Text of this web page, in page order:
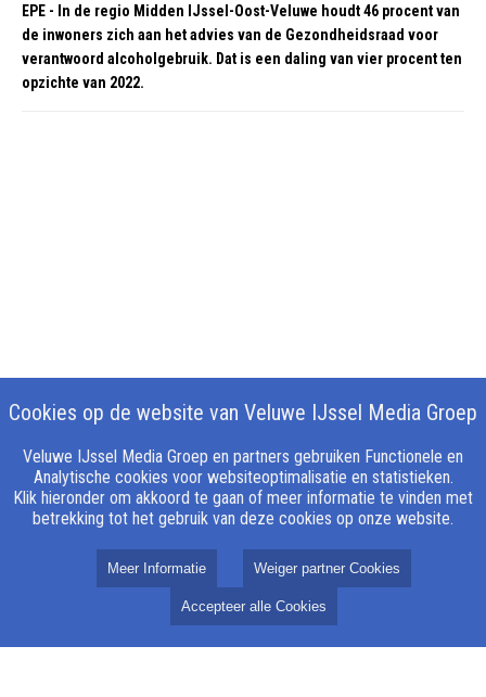
EPE - In de regio Midden IJssel-Oost-Veluwe houdt 46 procent van
de inwoners zich aan het advies van de Gezondheidsraad voor
verantwoord alcoholgebruik. Dat is een daling van vier procent ten
opzichte van 2022.
Cookies op de website van Veluwe IJssel Media Groep
Veluwe IJssel Media Groep en partners gebruiken Functionele en
Analytische cookies voor websiteoptimalisatie en statistieken.
Klik hieronder om akkoord te gaan of meer informatie te vinden met
betrekking tot het gebruik van deze cookies op onze website.
Meer Informatie Weiger partner Cookies
Accepteer alle Cookies